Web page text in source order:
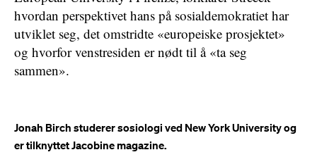
hvordan perspektivet hans på sosialdemokratiet har
utviklet seg, det omstridte «europeiske prosjektet»
og hvorfor venstresiden er nødt til å «ta seg
sammen».
Jonah Birch studerer sosiologi ved New York University og
er tilknyttet Jacobine magazine.